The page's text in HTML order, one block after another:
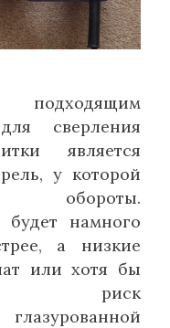
сверления
является
у которой
обороты.
намного
а низкие
или хотя бы
риск
глазурованной